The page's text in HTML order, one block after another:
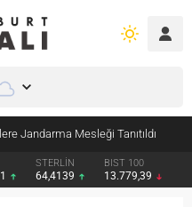
Jandarma Mesleği Tanıtıldı
STERLİN
64,4139
BIST 100
13.779,39